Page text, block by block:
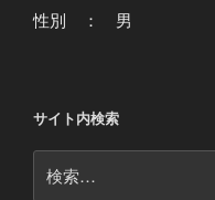
性別 ： 男
サイト内検索
索: